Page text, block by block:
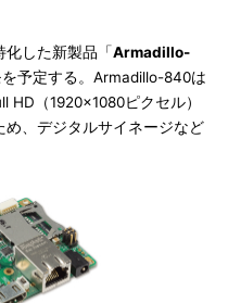
した新製品「Armadillo-
予定する。Armadillo-840は
HD（1920×1080ピクセル）
、デジタルサイネージなど